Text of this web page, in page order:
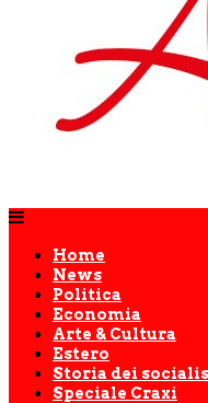
Home
News
Politica
Economia
Arte & Cultura
Estero
Storia dei
Speciale Craxi